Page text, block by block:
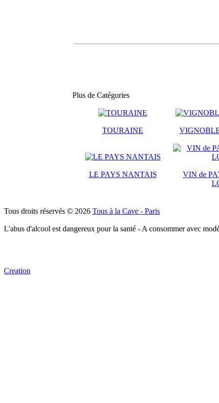
Plus de Catégories
TOURAINE
LE PAYS NANTAIS
VIN de
Tous droits réservés © 2026 Tous à la Cave - Paris
L'abus d'alcool est dangereux pour la santé - A consommer avec
Creation